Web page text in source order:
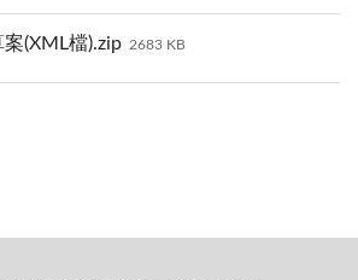
(XML檔).zip 2683 KB